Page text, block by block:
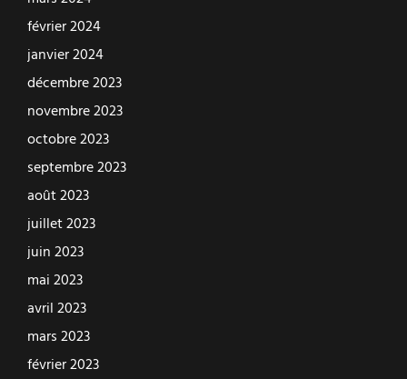
février 2024
janvier 2024
décembre 2023
novembre 2023
octobre 2023
septembre 2023
août 2023
juillet 2023
juin 2023
mai 2023
avril 2023
mars 2023
février 2023